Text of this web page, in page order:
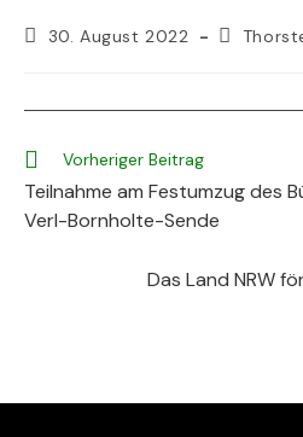
Beitrag
30. August 2022
Beitrags-
Weitere
Artikel
Vorheriger Beitrag
Teilnahme am Festumzug des
Verl-Bornholte-Sende
Das Land NRW